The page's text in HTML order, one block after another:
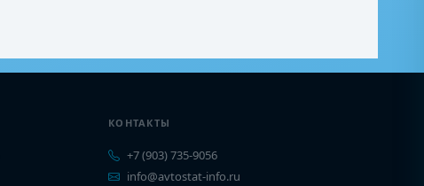
КОНТАКТЫ
+7 (903) 735-9056
info@avtostat-info.ru